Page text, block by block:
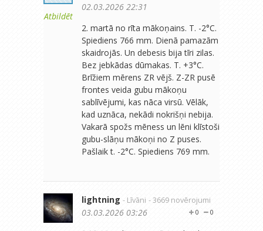
Atbildēt
02.03.2026 22:31
2. martā no rīta mākoņains. T. -2°C.
Spiediens 766 mm. Dienā pamazām
skaidrojās. Un debesis bija tīri zilas.
Bez jebkādas dūmakas. T. +3°C.
Brīžiem mērens ZR vējš. Z-ZR pusē
frontes veida gubu mākoņu
sablīvējumi, kas nāca virsū. Vēlāk,
kad uznāca, nekādi nokrišņi nebija.
Vakarā spožs mēness un lēni klīstoši
gubu-slāņu mākoņi no Z puses.
Pašlaik t. -2°C. Spiediens 769 mm.
lightning - Līvāni - 3669 novērojumi
0
0
03.03.2026 03:26